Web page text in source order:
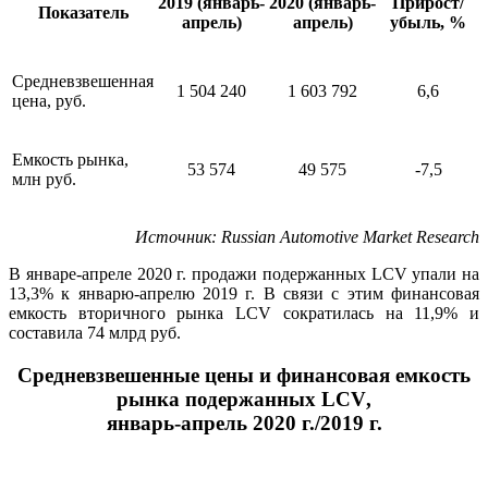
Показатель
апрель)
апрель)
убыль, %
Средневзвешенная
цена, руб.
1 504 240 1 603 792 6,6
Емкость рынка,
млн руб.
53 574 49 575 -7,5
Источник: Russian Automotive Market Research
В январе-апреле 2020 г. продажи подержанных LCV упали на
13,3% к январю-апрелю 2019 г. В связи с этим финансовая
емкость вторичного рынка LCV сократилась на 11,9% и
составила 74 млрд руб.
Средневзвешенные цены и финансовая емкость
рынка подержанных LCV,
январь-апрель 2020 г./2019 г.